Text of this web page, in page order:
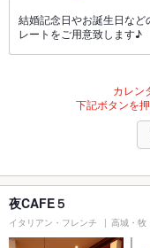
結婚記念日やお誕生日な
レートをご用意致します♪
カレン
下記ボタンを
夜CAFE５
イタリアン・フレンチ 高城・牧